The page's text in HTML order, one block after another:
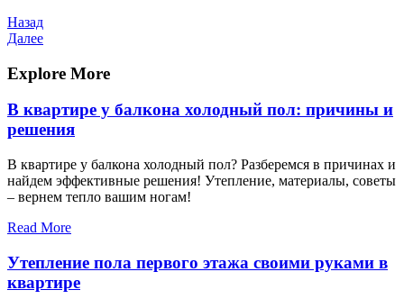
Навигация
по
записям
Предыдущая
запись
Назад
Следующая
Далее
Explore More
В квартире у балкона холодный пол: причины и
решения
В квартире у балкона холодный пол? Разберемся в причинах и
найдем эффективные решения! Утепление, материалы, советы
– вернем тепло вашим ногам!
Read More
Утепление пола первого этажа своими руками в
квартире